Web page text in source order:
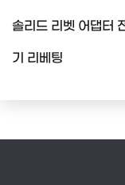
솔리드 리벳 어댑터
기 리베팅